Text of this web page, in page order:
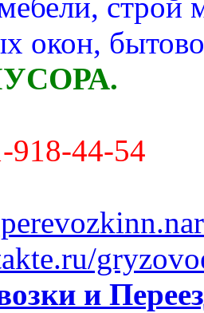
окон,
918-44-54
и